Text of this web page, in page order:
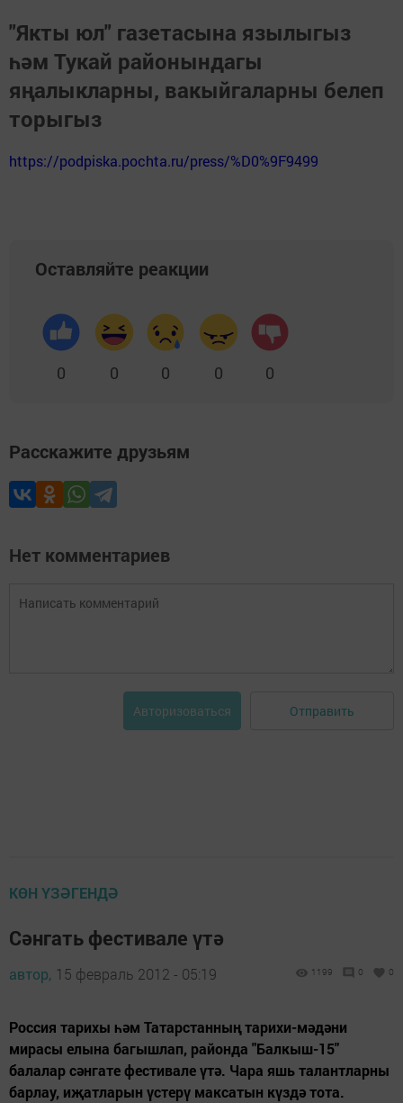
"Якты юл" газетасына язылыгыз
һәм Тукай районындагы
яңалыкларны, вакыйгаларны белеп
торыгыз
https://podpiska.pochta.ru/press/%D0%9F9499
Оставляйте реакции
0 0 0 0 0
Расскажите друзьям
Нет комментариев
Авторизоваться Отправить
КӨН ҮЗӘГЕНДӘ
Сәнгать фестивале үтә
автор, 15 февраль 2012 - 05:19 1199 0 0
Россия тарихы һәм Татарстанның тарихи-мәдәни
мирасы елына багышлап, районда "Балкыш-15"
балалар сәнгате фестивале үтә. Чара яшь талантларны
барлау, иҗатларын үстерү максатын күздә тота.